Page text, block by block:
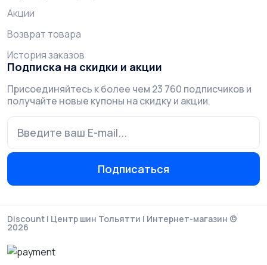
Акции
Возврат товара
История заказов
Подписка на скидки и акции
Присоединяйтесь к более чем 23 760 подписчиков и
получайте новые купоны на скидку и акции.
Подписаться
Discount | Центр шин Тольятти | Интернет-магазин ©
2026